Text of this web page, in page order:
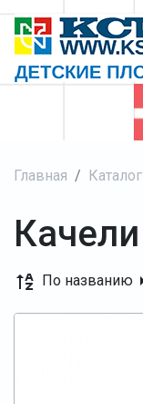
Главная Каталог
Качели
По названию